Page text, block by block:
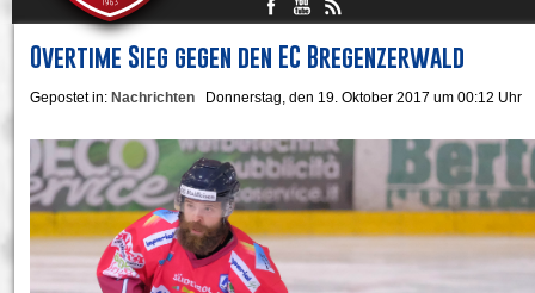
Overtime Sieg gegen den EC Bregenzerwald
Gepostet in: Nachrichten Donnerstag, den 19. Oktober 2017 um 00:12 Uhr